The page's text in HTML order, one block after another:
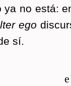
ya no está:
ego
sí.